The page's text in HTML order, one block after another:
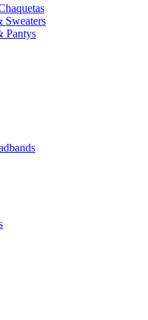
Sweaters
Pantys